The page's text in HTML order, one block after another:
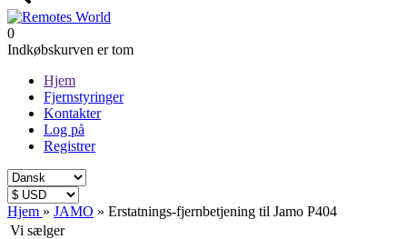
0
Indkøbskurven er tom
Hjem
Fjernstyringer
Kontakter
Log på
Registrer
Hjem » JAMO » Erstatnings-fjernbetjening til Jamo P404
Vi sælger